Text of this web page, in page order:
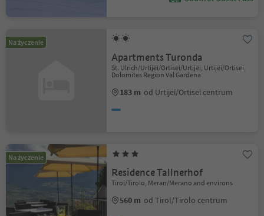
Na życzenie
Apartments Turonda
St. Ulrich/Urtijëi/Ortisei/Urtijëi, Urtijëi/Ortisei,
Dolomites Region Val Gardena
183 m od Urtijëi/Ortisei centrum
Na życzenie
Residence Tallnerhof
Tirol/Tirolo, Meran/Merano and environs
560 m od Tirol/Tirolo centrum